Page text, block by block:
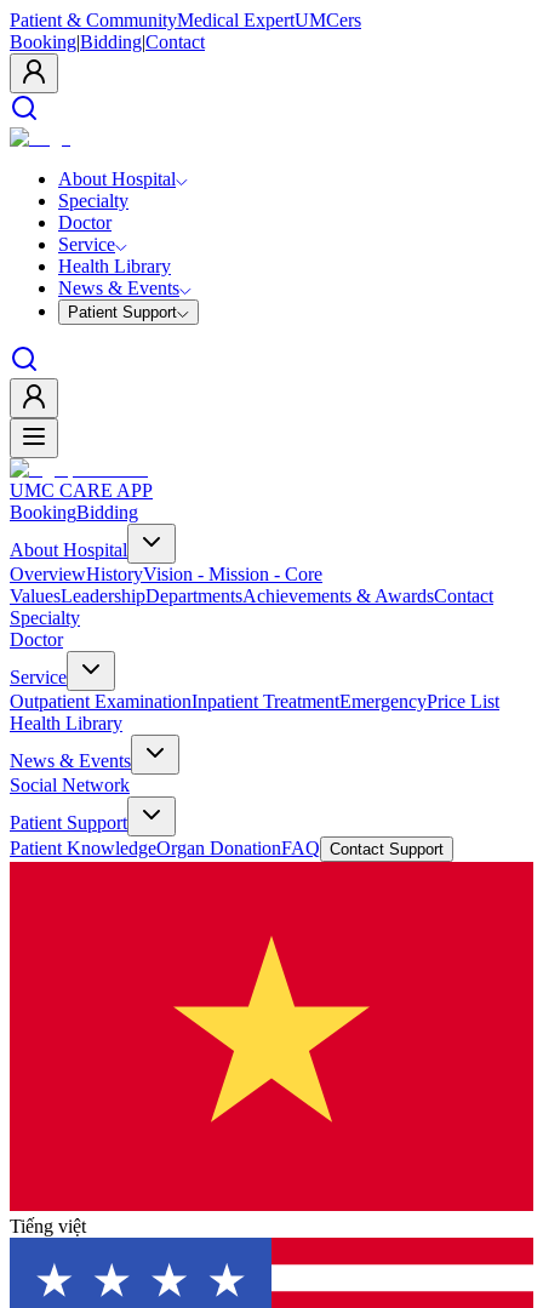
Patient & CommunityMedical ExpertUMCers
Booking|Bidding|Contact
About Hospital
Specialty
Doctor
Service
Health Library
News & Events
Patient Support
UMC CARE APP
BookingBidding
About Hospital
OverviewHistoryVision - Mission - Core
ValuesLeadershipDepartmentsAchievements & AwardsContact
Specialty
Doctor
Service
Outpatient ExaminationInpatient TreatmentEmergencyPrice List
Health Library
News & Events
Social Network
Patient Support
Patient KnowledgeOrgan DonationFAQ Contact Support
Tiếng việt